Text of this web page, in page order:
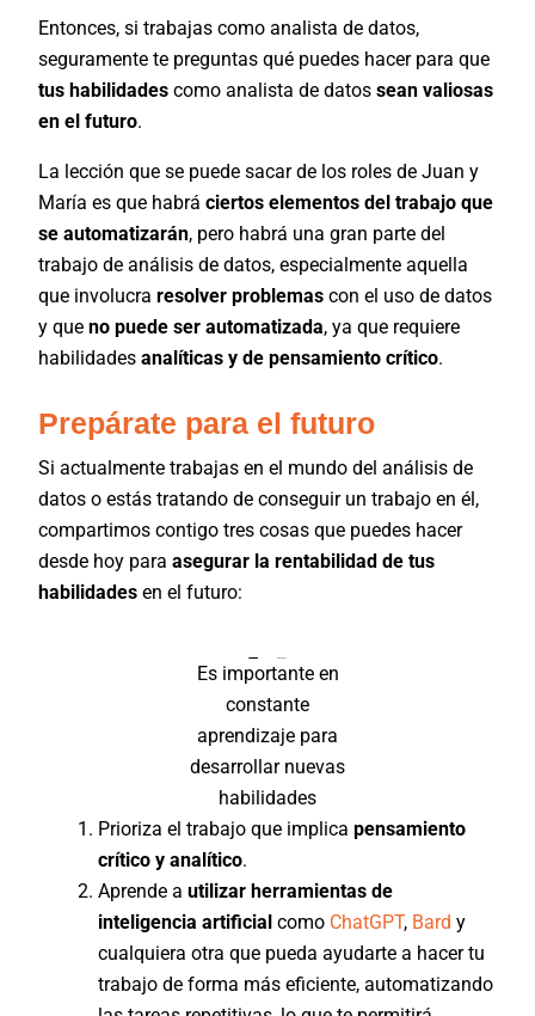
Entonces, si trabajas como analista de datos,
seguramente te preguntas qué puedes hacer para que
tus habilidades como analista de datossean valiosas
en el futuro.
La lección que se puede sacar de los roles de Juan y
María es que habráciertos elementos del trabajo que
se automatizarán, pero habrá una gran parte del
trabajo de análisis de datos, especialmente aquella
que involucraresolver problemas con el uso de datos
y queno puede ser automatizada, ya que requiere
habilidadesanalíticas y de pensamiento crítico.
Prepárate para el futuro
Si actualmente trabajas en el mundo del análisis de
datos o estás tratando de conseguir un trabajo en él,
compartimos contigo tres cosas que puedes hacer
desde hoy paraasegurar la rentabilidad de tus
habilidades en el futuro:
Es importante en
constante
aprendizaje para
desarrollar nuevas
habilidades
Prioriza el trabajo que implica pensamiento
crítico y analítico.
Aprende a utilizar herramientas de
inteligencia artificialcomoChatGPT, Bard y
cualquiera otra que pueda ayudarte a hacer tu
trabajo de forma más eficiente, automatizando